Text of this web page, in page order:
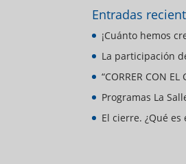
Entradas
¡Cuánto hemos
La participación
“CORRER CON EL
Programas La
El cierre. ¿Qué